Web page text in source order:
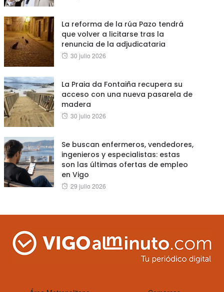
La reforma de la rúa Pazo tendrá
que volver a licitarse tras la
renuncia de la adjudicataria
Posted
30 julio 2026
La Praia da Fontaiña recupera su
acceso con una nueva pasarela de
madera
Posted
30 julio 2026
Se buscan enfermeros, vendedores,
ingenieros y especialistas: estas
son las últimas ofertas de empleo
en Vigo
Posted
29 julio 2026